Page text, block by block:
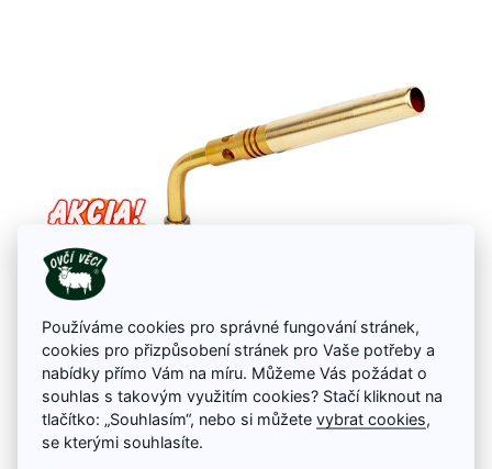
Ručný plynový horák - 815
Ručný plynový horák je multifunkčné zariadenie, ktoré pomôže u Vás v
garáži s letovaním, opaľovaním starých farieb a taktiež pomôže povoliť
zahrdzavenú skrutku.
Používáme cookies pro správné fungování stránek,
cookies pro přizpůsobení stránek pro Vaše potřeby a
nabídky přímo Vám na míru. Můžeme Vás požádat o
souhlas s takovým využitím cookies? Stačí kliknout na
tlačítko: „Souhlasím“, nebo si můžetevybrat cookies
se kterými souhlasíte.